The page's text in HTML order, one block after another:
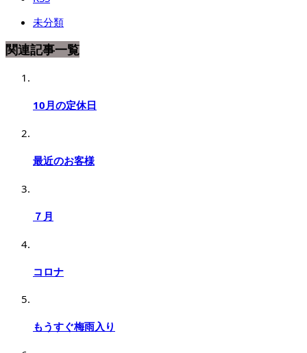
未分類
関連記事一覧
10月の定休日
最近のお客様
７月
コロナ
もうすぐ梅雨入り